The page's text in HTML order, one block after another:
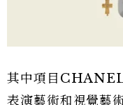
其中項目
表演藝術和視覺藝